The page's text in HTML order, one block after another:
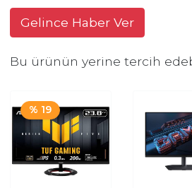
Gelince Haber Ver
Bu ürünün yerine tercih
% 19